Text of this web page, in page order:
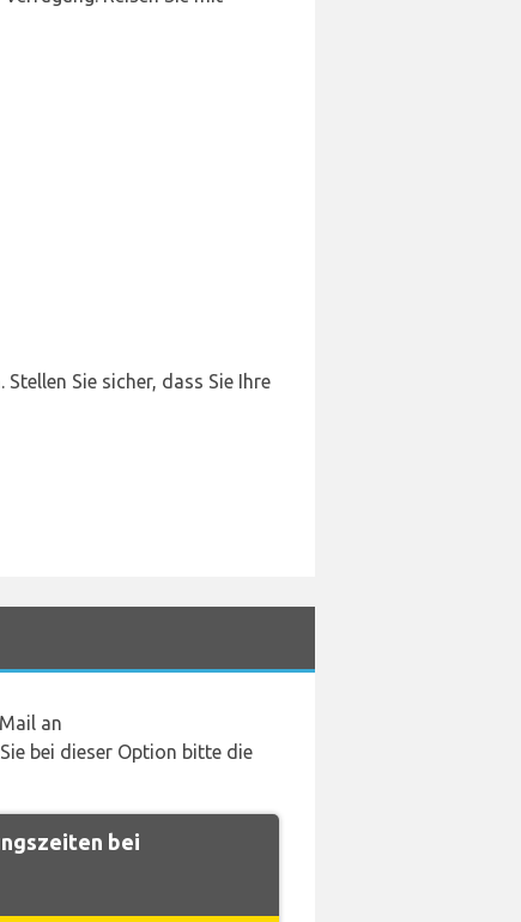
Sie sicher, dass Sie Ihre
an
bei dieser Option bitte die
bei